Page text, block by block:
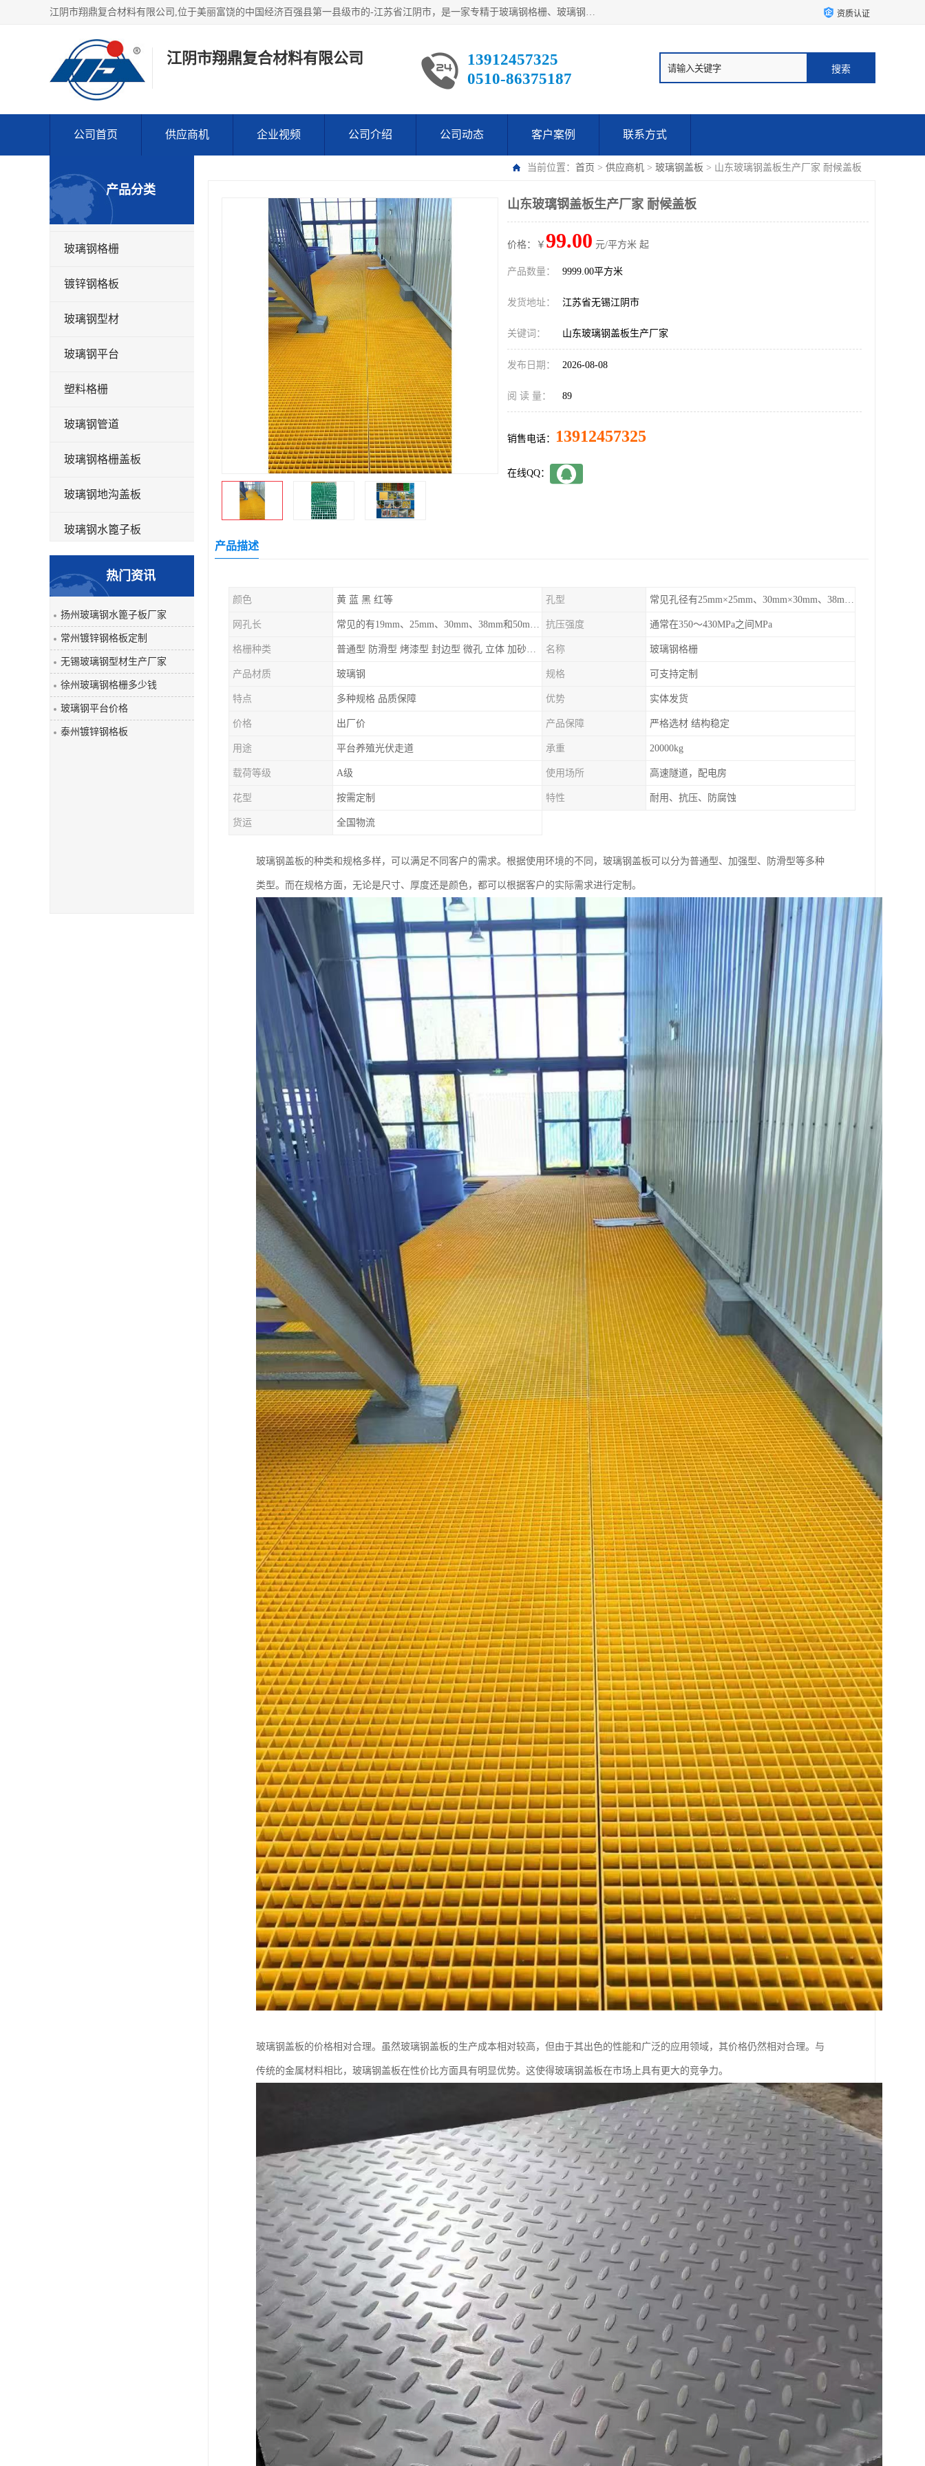
江阴市翔鼎复合材料有限公司,位于美丽富饶的中国经济百强县第一县级市的-江苏省江阴市，是一家专精于玻璃钢格栅、玻璃钢新材料,镀锌钢格板，机械设备生产制造及研发的科技型企业；公司产品已销往了世界多个国家和地区，公司人决心加倍努力愿与广大社会同仁精诚合作共创辉煌！ 资质认证
江阴市翔鼎复合材料有限公司
13912457325
0510-86375187
公司首页 供应商机 企业视频 公司介绍 公司动态 客户案例 联系方式
当前位置： 首页 > 供应商机 > 玻璃钢盖板 > 山东玻璃钢盖板生产厂家 耐候盖板
产品分类
玻璃钢格栅
镀锌钢格板
玻璃钢型材
玻璃钢平台
塑料格栅
玻璃钢管道
玻璃钢格栅盖板
玻璃钢地沟盖板
玻璃钢水篦子板
玻璃钢平板
玻璃钢盖板
热门资讯
扬州玻璃钢水篦子板厂家
常州镀锌钢格板定制
无锡玻璃钢型材生产厂家
徐州玻璃钢格栅多少钱
玻璃钢平台价格
泰州镀锌钢格板
山东玻璃钢盖板生产厂家 耐候盖板
价格：￥ 99.00 元/平方米 起
产品数量： 9999.00平方米
发货地址： 江苏省无锡江阴市
关键词： 山东玻璃钢盖板生产厂家
发布日期： 2026-08-08
阅 读 量： 89
销售电话： 13912457325
在线QQ：
产品描述
颜色 黄 蓝 黑 红等 孔型 常见孔径有25mm×25mm、30mm×30mm、38mm×38mm等,
网孔长 常见的有19mm、25mm、30mm、38mm和50mm等 抗压强度 通常在350～430MPa之间MPa
格栅种类 普通型 防滑型 ‌烤漆型 封边型 ‌微孔 立体 加砂覆面型 平面型 名称 玻璃钢格栅
产品材质 玻璃钢 规格 可支持定制
特点 多种规格 品质保障 优势 实体发货
价格 出厂价 产品保障 严格选材 结构稳定
用途 平台养殖光伏走道 承重 20000kg
载荷等级 A级 使用场所 高速隧道，配电房
花型 按需定制 特性 耐用、抗压、防腐蚀
货运 全国物流
玻璃钢盖板的种类和规格多样，可以满足不同客户的需求。根据使用环境的不同，玻璃钢盖板可以分为普通型、加强型、防滑型等多种
类型。而在规格方面，无论是尺寸、厚度还是颜色，都可以根据客户的实际需求进行定制。
玻璃钢盖板的价格相对合理。虽然玻璃钢盖板的生产成本相对较高，但由于其出色的性能和广泛的应用领域，其价格仍然相对合理。与
传统的金属材料相比，玻璃钢盖板在性价比方面具有明显优势。这使得玻璃钢盖板在市场上具有更大的竞争力。